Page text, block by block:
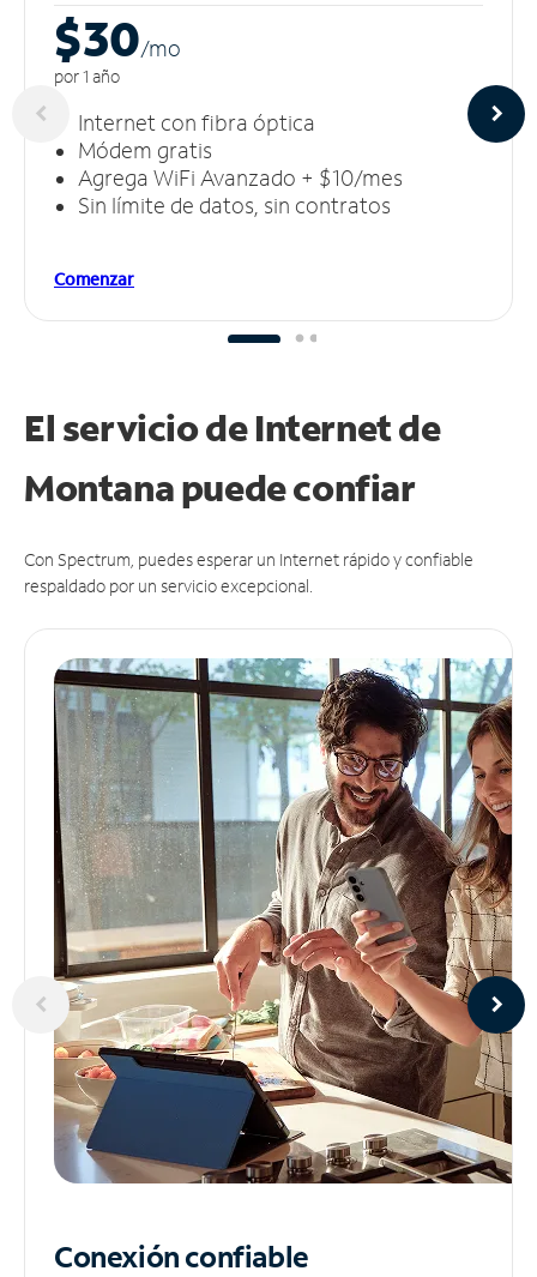
$30/mo
por 1 año
Internet con fibra óptica
Módem gratis
Agrega WiFi Avanzado + $10/mes
Sin límite de datos, sin contratos
Comenzar
El servicio de Internet de
Montana puedeconfiar
Con Spectrum, puedes esperar un Internet rápido y confiable
respaldado por un servicio excepcional.
Conexión confiable